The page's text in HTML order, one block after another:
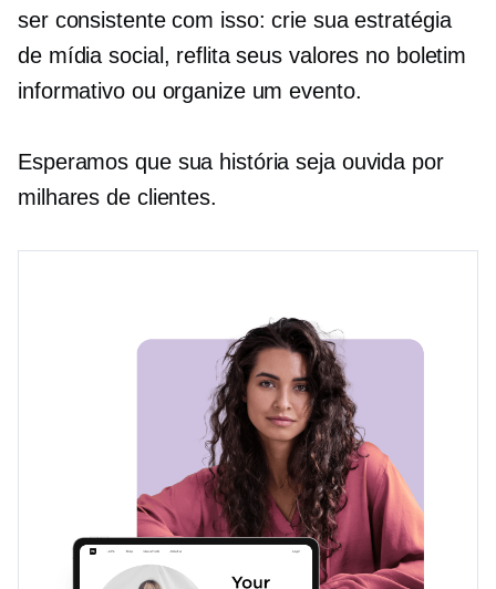
ser consistente com isso: crie sua estratégia
de mídia social, reflita seus valores no boletim
informativo ou organize um evento.
Esperamos que sua história seja ouvida por
milhares de clientes.